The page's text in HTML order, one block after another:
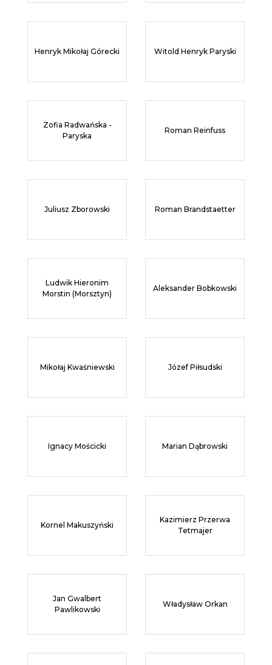
Henryk Mikołaj Górecki Witold Henryk Paryski
Zofia Radwańska -
Paryska
Roman Reinfuss
Juliusz Zborowski Roman Brandstaetter
Ludwik Hieronim
Morstin (Morsztyn)
Aleksander Bobkowski
Mikołaj Kwaśniewski Józef Piłsudski
Ignacy Mościcki Marian Dąbrowski
Kornel Makuszyński
Kazimierz Przerwa
Tetmajer
Jan Gwalbert
Pawlikowski
Władysław Orkan